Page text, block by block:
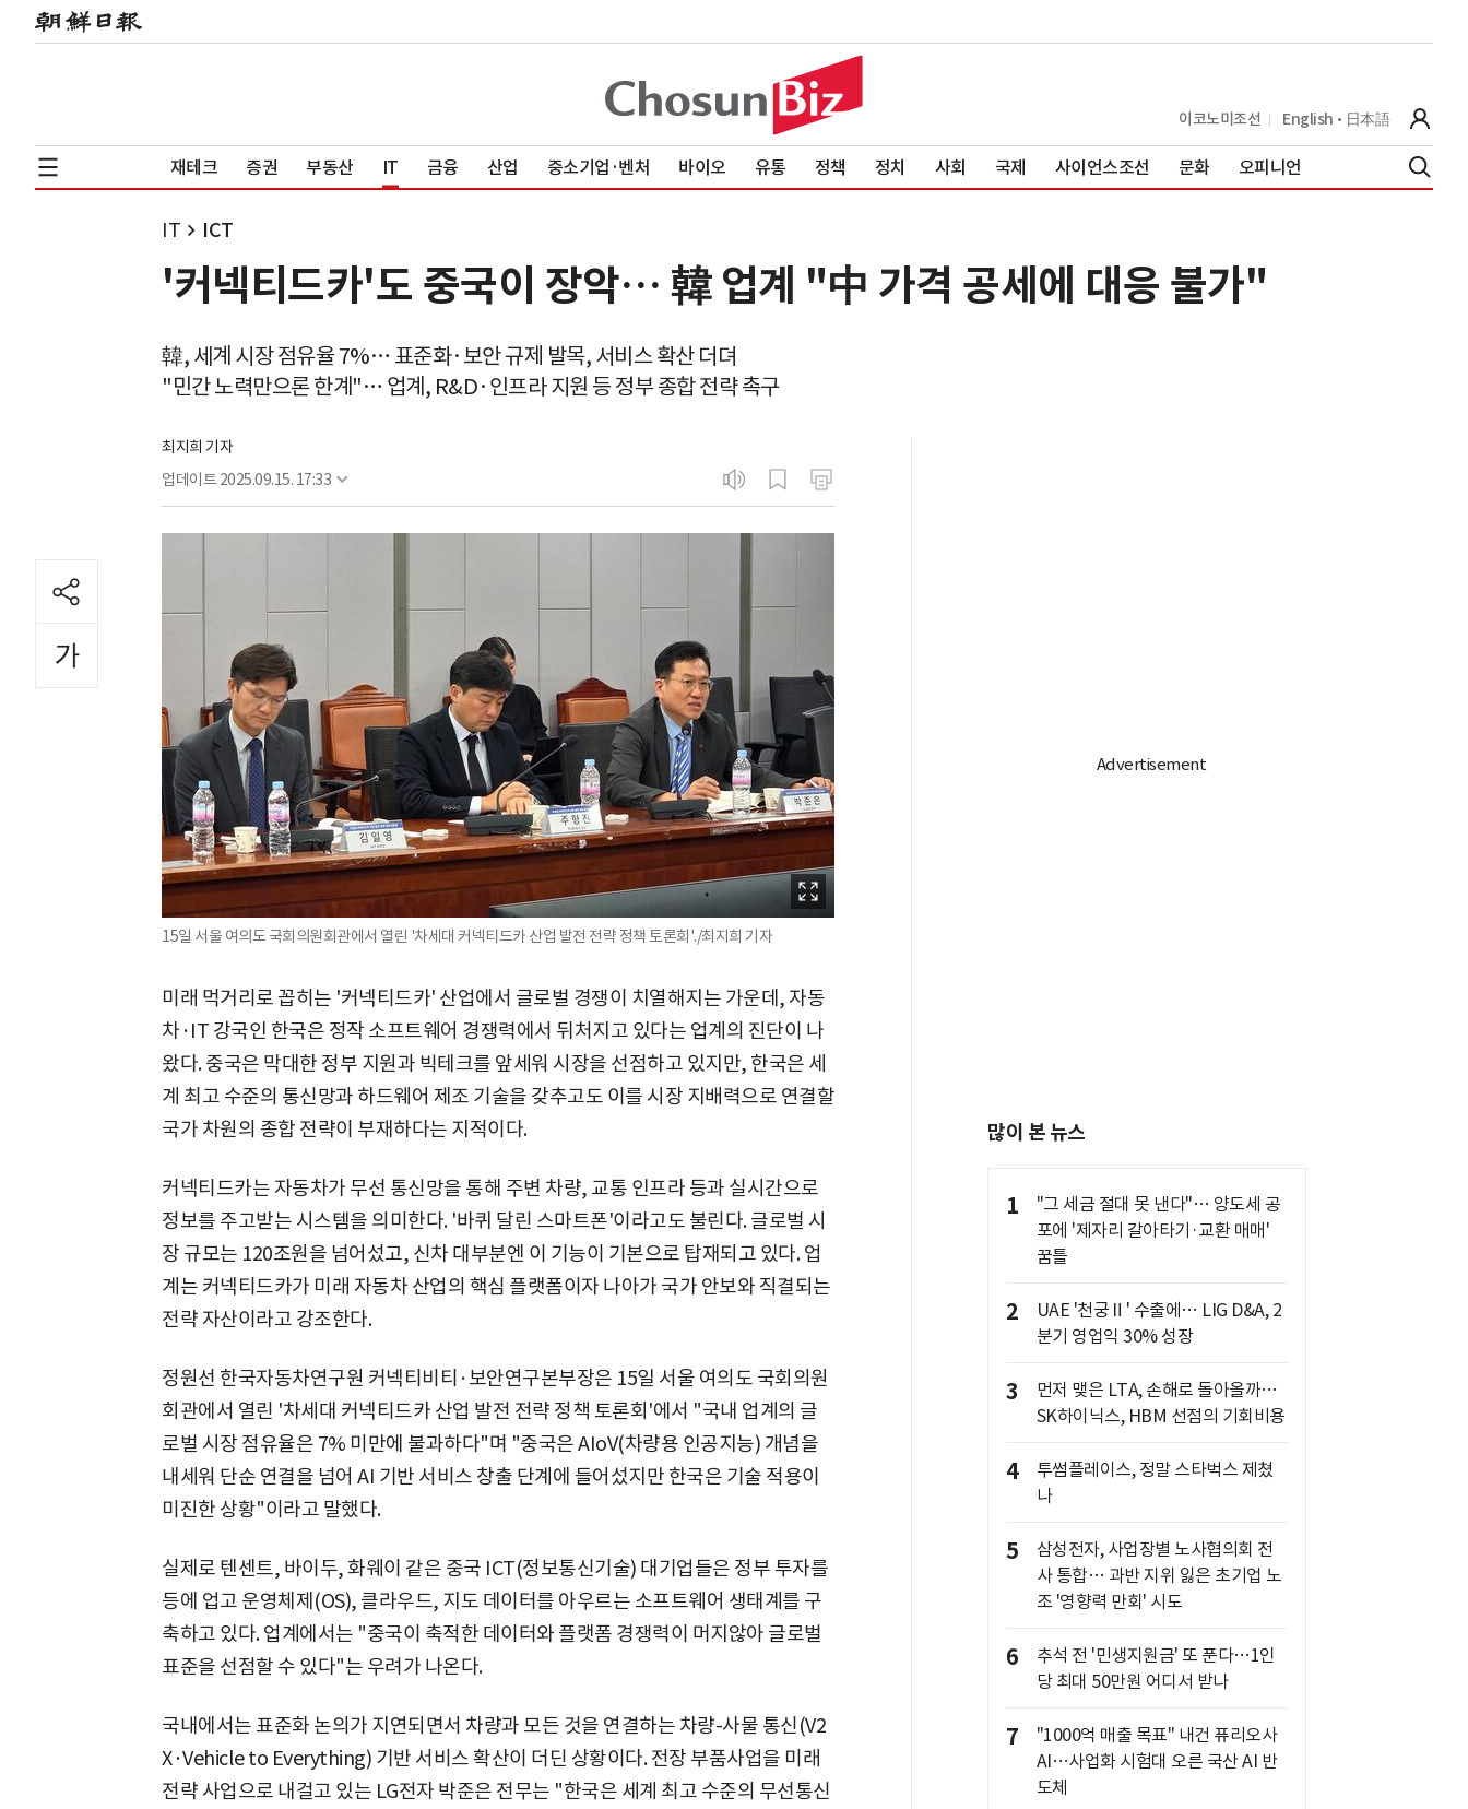
이코노미조선 English 日本語
재테크 증권 부동산 IT 금융 산업 중소기업·벤처 바이오 유통 정책 정치 사회 국제 사이언스조선 문화 오피니언
IT ICT
'커넥티드카'도 중국이 장악… 韓 업계 "中 가격 공세에 대응 불가"
韓, 세계 시장 점유율 7%… 표준화·보안 규제 발목, 서비스 확산 더뎌
"민간 노력만으론 한계"… 업계, R&D·인프라 지원 등 정부 종합 전략 촉구
최지희 기자
업데이트 2025.09.15. 17:33
15일 서울 여의도 국회의원회관에서 열린 '차세대 커넥티드카 산업 발전 전략 정책 토론회'./최지희 기자
미래 먹거리로 꼽히는 '커넥티드카' 산업에서 글로벌 경쟁이 치열해지는 가운데, 자동
차·IT 강국인 한국은 정작 소프트웨어 경쟁력에서 뒤처지고 있다는 업계의 진단이 나
왔다. 중국은 막대한 정부 지원과 빅테크를 앞세워 시장을 선점하고 있지만, 한국은 세
계 최고 수준의 통신망과 하드웨어 제조 기술을 갖추고도 이를 시장 지배력으로 연결할
국가 차원의 종합 전략이 부재하다는 지적이다.
커넥티드카는 자동차가 무선 통신망을 통해 주변 차량, 교통 인프라 등과 실시간으로
정보를 주고받는 시스템을 의미한다. '바퀴 달린 스마트폰'이라고도 불린다. 글로벌 시
장 규모는 120조원을 넘어섰고, 신차 대부분엔 이 기능이 기본으로 탑재되고 있다. 업
계는 커넥티드카가 미래 자동차 산업의 핵심 플랫폼이자 나아가 국가 안보와 직결되는
전략 자산이라고 강조한다.
정원선 한국자동차연구원 커넥티비티·보안연구본부장은 15일 서울 여의도 국회의원
회관에서 열린 '차세대 커넥티드카 산업 발전 전략 정책 토론회'에서 "국내 업계의 글
로벌 시장 점유율은 7% 미만에 불과하다"며 "중국은 AIoV(차량용 인공지능) 개념을
내세워 단순 연결을 넘어 AI 기반 서비스 창출 단계에 들어섰지만 한국은 기술 적용이
미진한 상황"이라고 말했다.
실제로 텐센트, 바이두, 화웨이 같은 중국 ICT(정보통신기술) 대기업들은 정부 투자를
등에 업고 운영체제(OS), 클라우드, 지도 데이터를 아우르는 소프트웨어 생태계를 구
축하고 있다. 업계에서는 "중국이 축적한 데이터와 플랫폼 경쟁력이 머지않아 글로벌
표준을 선점할 수 있다"는 우려가 나온다.
국내에서는 표준화 논의가 지연되면서 차량과 모든 것을 연결하는 차량-사물 통신(V2
X·Vehicle to Everything) 기반 서비스 확산이 더딘 상황이다. 전장 부품사업을 미래
전략 사업으로 내걸고 있는 LG전자 박준은 전무는 "한국은 세계 최고 수준의 무선통신
많이 본 뉴스
1
"그 세금 절대 못 낸다"… 양도세 공
포에 '제자리 갈아타기·교환 매매'
꿈틀
2
UAE '천궁Ⅱ' 수출에… LIG D&A, 2
분기 영업익 30% 성장
3
먼저 맺은 LTA, 손해로 돌아올까…
SK하이닉스, HBM 선점의 기회비용
4
투썸플레이스, 정말 스타벅스 제쳤
나
5
삼성전자, 사업장별 노사협의회 전
사 통합… 과반 지위 잃은 초기업 노
조 '영향력 만회' 시도
6
추석 전 '민생지원금' 또 푼다…1인
당 최대 50만원 어디서 받나
7
"1000억 매출 목표" 내건 퓨리오사
AI…사업화 시험대 오른 국산 AI 반
도체